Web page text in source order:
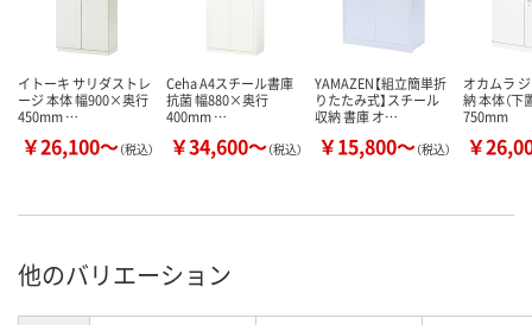
イトーキ サリダストレ
ージ 本体 幅900×奥行
450mm …
￥26,100～（税込）
Ceha A4スチール書庫
抗菌 幅880×奥行
400mm …
￥34,600～（税込）
YAMAZEN【組立簡単折
りたたみ式】スチール
収納 書庫 オ…
￥15,800～（税込）
オカムラ
納 本体（下
750mm
￥
他のバリエーション